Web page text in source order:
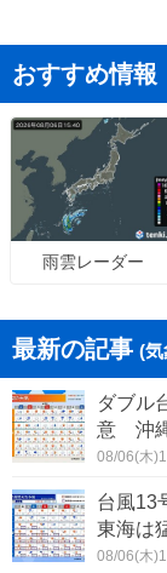
おすすめ情報
雨雲レーダー
最新の記事 (気
ダブル
意 沖
08/06(木
台風13
東海は
08/06(木